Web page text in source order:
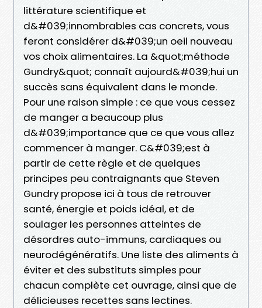
littérature scientifique et
d&#039;innombrables cas concrets, vous
feront considérer d&#039;un oeil nouveau
vos choix alimentaires. La &quot;méthode
Gundry&quot; connaît aujourd&#039;hui un
succès sans équivalent dans le monde.
Pour une raison simple : ce que vous cessez
de manger a beaucoup plus
d&#039;importance que ce que vous allez
commencer à manger. C&#039;est à
partir de cette règle et de quelques
principes peu contraignants que Steven
Gundry propose ici à tous de retrouver
santé, énergie et poids idéal, et de
soulager les personnes atteintes de
désordres auto-immuns, cardiaques ou
neurodégénératifs. Une liste des aliments à
éviter et des substituts simples pour
chacun complète cet ouvrage, ainsi que de
délicieuses recettes sans lectines.